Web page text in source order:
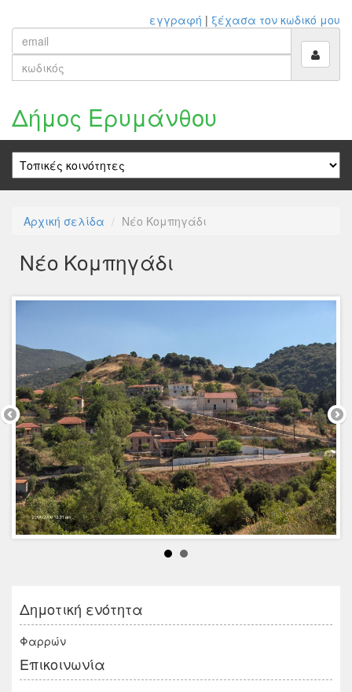
εγγραφή | ξέχασα τον κωδικό μου
Δήμος Ερυμάνθου
Αρχική σελίδα Νέο Κομπηγάδι
Νέο Κομπηγάδι
Δημοτική ενότητα
Φαρρών
Επικοινωνία